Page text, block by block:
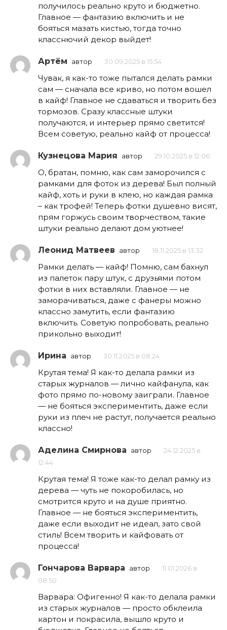
получилось реально круто и бюджетно.
Главное — фантазию включить и не
бояться мазать кистью, тогда точно
класснючий декор выйдет!
Артём автор 30.09.2025 в 15:54
Чувак, я как-то тоже пытался делать рамки
сам — сначала все криво, но потом вошел
в кайф! Главное не сдаваться и творить без
тормозов. Сразу классные штуки
получаются, и интерьер прямо светится!
Всем советую, реально кайф от процесса!
Кузнецова Мария автор 29.10.2025 в 12:06
О, братан, помню, как сам заморочился с
рамками для фоток из дерева! Был полный
кайф, хоть и руки в клею, но каждая рамка
– как трофей! Теперь фотки душевно висят,
прям горжусь своим творчеством, такие
штуки реально делают дом уютнее!
Леонид Матвеев автор 18.11.2025 в 13:32
Рамки делать — кайф! Помню, сам бахнул
из палеток пару штук, с друзьями потом
фотки в них вставляли. Главное — не
заморачиваться, даже с фанеры можно
классно замутить, если фантазию
включить. Советую попробовать, реально
прикольно выходит!
Ирина автор 30.11.2025 в 08:24
Крутая тема! Я как-то делала рамки из
старых журналов — лично кайфанула, как
фото прямо по-новому заиграли. Главное
— не бояться экспериментить, даже если
руки из плеч не растут, получается реально
классно!
Аделина Смирнова автор
24.12.2025 в
12:44
Крутая тема! Я тоже как-то делал рамку из
дерева — чуть не покоробилась, но
смотрится круто и на душе приятно.
Главное — не бояться экспериментить,
даже если выходит не идеал, зато свой
стиль! Всем творить и кайфовать от
процесса!
Гончарова Варвара автор
11.01.2026 в
08:50
Варвара: Офигенно! Я как-то делала рамки
из старых журналов — просто обклеила
картон и покрасила, вышло круто и